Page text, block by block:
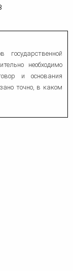
необходимо
и основания
точно, в каком